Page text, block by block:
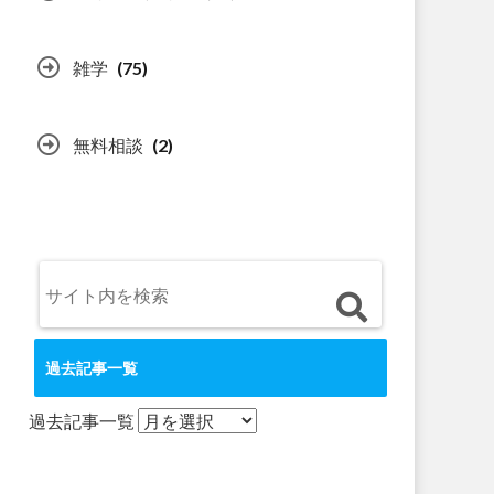
雑学 (75)
無料相談 (2)
過去記事一覧
過去記事一覧